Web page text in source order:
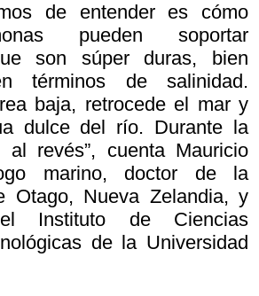
de entender es cómo
pueden soportar
son súper duras, bien
términos de salinidad.
baja, retrocede el mar y
dulce del río. Durante la
revés”, cuenta Mauricio
marino, doctor de la
Otago, Nueva Zelandia, y
Instituto de Ciencias
de la Universidad